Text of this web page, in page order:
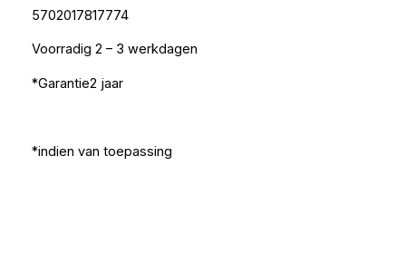
5702017817774
Voorradig 2 – 3 werkdagen
*Garantie2 jaar
*indien van toepassing